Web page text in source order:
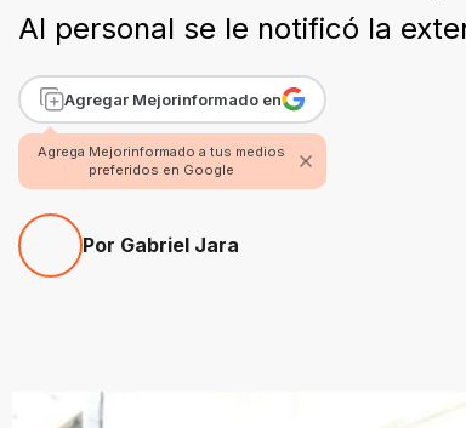
Al personal se le notificó la
Agregar Mejorinformado en
Agrega Mejorinformado a tus medios
preferidos en Google
Por Gabriel Jara